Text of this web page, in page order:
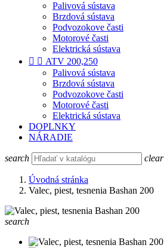
Palivová sústava
Brzdová sústava
Podvozokove časti
Motorové časti
Elektrická sústava
  ATV 200,250
Palivová sústava
Brzdová sústava
Podvozokove časti
Motorové časti
Elektrická sústava
DOPLNKY
NÁRADIE
search clear
Úvodná stránka
Valec, piest, tesnenia Bashan 200
search